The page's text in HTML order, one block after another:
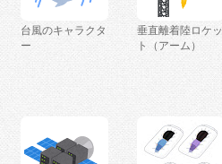
台風のキャラクタ
ー
垂直離着陸ロケッ
ト（アーム）